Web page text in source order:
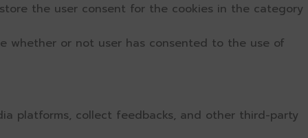
the user consent for the cookies in the category
whether or not user has consented to the use of
platforms, collect feedbacks, and other third-party